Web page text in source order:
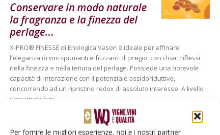
Per fornire le migliori esperienze, noi e i nostri partner
Conservare in modo naturale
la fragranza e la finezza del
perlage...
X-PRO® FINESSE di Enologica Vason è ideale per affinare
l’eleganza di vini spumanti e frizzanti di pregio, con chiari riflessi
nella finezza e nella tenuta del perlage. Possiede una notevole
capacità di interazione con il potenziale ossidoriduttivo,
concorrendo ad un ripristino redox di assoluto interesse. A livello
sensoriale è in...